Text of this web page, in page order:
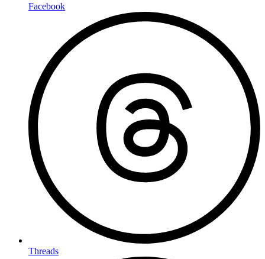
Facebook
Threads